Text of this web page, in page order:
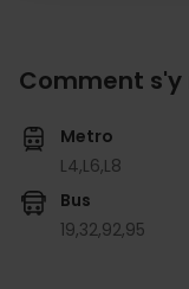
Comment s'y
Metro
L4,L6,L8
Bus
19,32,92,95